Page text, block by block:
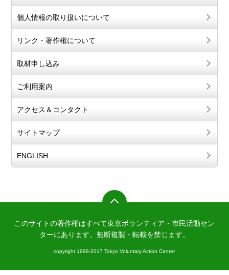
個人情報の取り扱いについて
リンク・著作権について
取材申し込み
ご利用案内
アクセス＆コンタクト
サイトマップ
ENGLISH
このサイトの著作権はすべて東京ボランティア・市民活動セン
ターにあります。 無断複製・転載を禁じます。
copyright 1998-2017 Tokyo Voluntary Action Center.